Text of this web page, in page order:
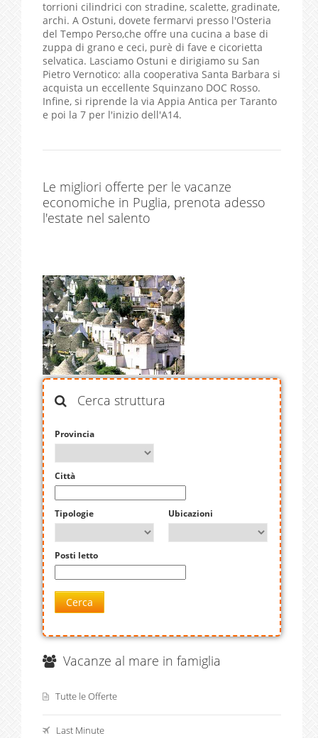
torrioni cilindrici con stradine, scalette, gradinate,
archi. A Ostuni, dovete fermarvi presso l'Osteria
del Tempo Perso,che offre una cucina a base di
zuppa di grano e ceci, purè di fave e cicorietta
selvatica. Lasciamo Ostuni e dirigiamo su San
Pietro Vernotico: alla cooperativa Santa Barbara si
acquista un eccellente Squinzano DOC Rosso.
Infine, si riprende la via Appia Antica per Taranto
e poi la 7 per l'inizio dell'A14.
Le migliori offerte per le vacanze
economiche in Puglia, prenota adesso
l'estate nel salento
Cerca struttura
Provincia
Città
Tipologie Ubicazioni
Posti letto
Cerca
Vacanze al mare in famiglia
Tutte le Offerte
Last Minute